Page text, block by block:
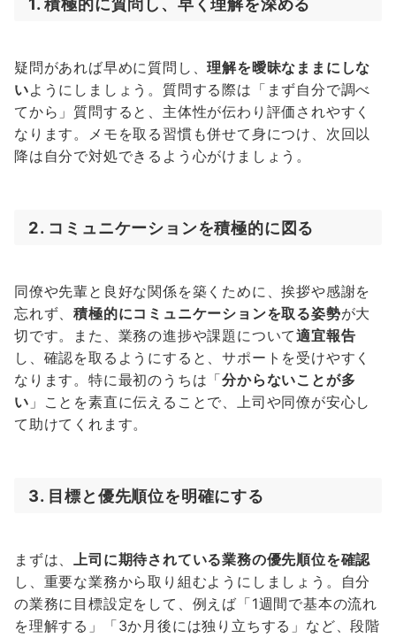
疑問があれば早めに質問し、理解を曖昧なままにしな
いようにしましょう。質問する際は「まず自分で調べ
てから」質問すると、主体性が伝わり評価されやすく
なります。メモを取る習慣も併せて身につけ、次回以
降は自分で対処できるよう心がけましょう。
2. コミュニケーションを積極的に図る
同僚や先輩と良好な関係を築くために、挨拶や感謝を
忘れず、積極的にコミュニケーションを取る姿勢が大
切です。また、業務の進捗や課題について適宜報告
し、確認を取るようにすると、サポートを受けやすく
なります。特に最初のうちは「分からないことが多
い 」ことを素直に伝えることで、上司や同僚が安心し
て助けてくれます。
3. 目標と優先順位を明確にする
まずは、上司に期待されている業務の優先順位を確認
し、重要な業務から取り組むようにしましょう。自分
の業務に目標設定をして、例えば「1週間で基本の流れ
を理解する」「3か月後には独り立ちする」など、段階